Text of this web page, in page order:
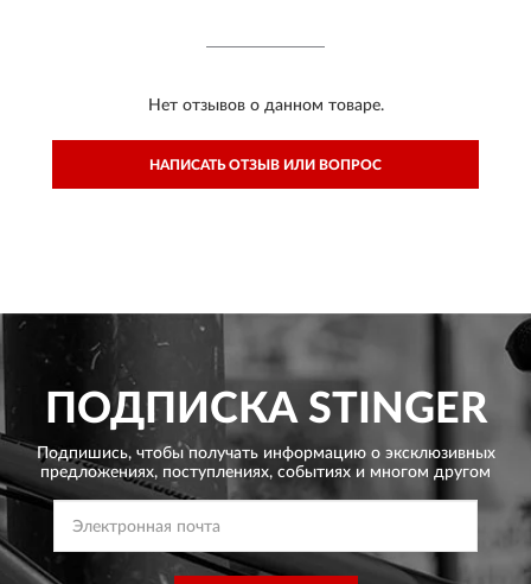
Нет отзывов о данном товаре.
НАПИСАТЬ ОТЗЫВ ИЛИ ВОПРОС
ПОДПИСКАSTINGER
Подпишись, чтобы получать информацию о эксклюзивных
предложениях, поступлениях, событиях и многом другом